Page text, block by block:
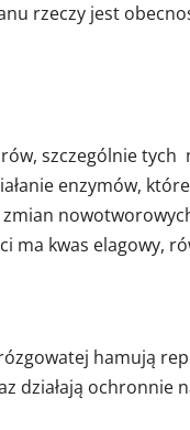
rzeczy jest
szczególnie
enzymów,
ma kwas elagowy,
hamują
działają ochronnie